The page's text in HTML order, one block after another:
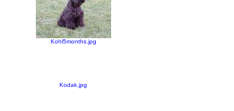
Kohl5months.jpg
Kodak.jpg